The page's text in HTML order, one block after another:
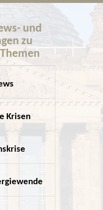
und
zu
hier klicken
Krisen hier klicken